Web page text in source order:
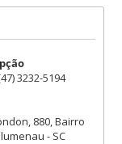
3232-5194
880, Bairro
- SC